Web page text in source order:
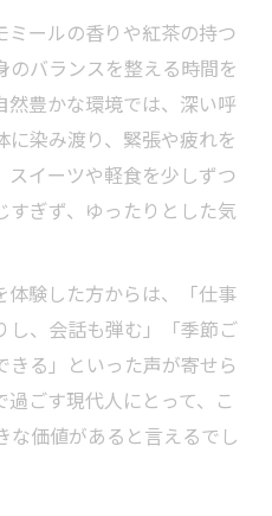
るアフタヌーンティー
験する上質アフタヌー
長野県のカフェへ
で叶える上質なリラッ
う癒しのアフタヌーン
すすめアフタヌーンテ
ルアフタヌーンティー
ミールの香りや紅茶の持つ
のバランスを整える時間を
然豊かな環境では、深い呼
染み渡り、緊張や疲れを
イーツや軽食を少しずつ
ぎず、ゆったりとした気
体験した方からは、「仕事
し、会話も弾む」「季節ご
きる」といった声が寄せら
ごす現代人にとって、こ
な価値があると言えるでし